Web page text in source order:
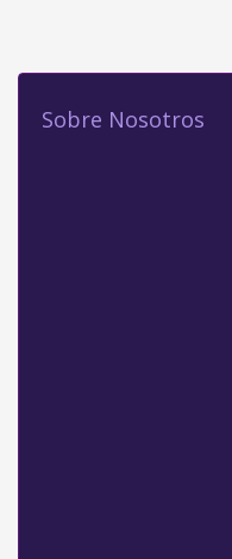
Sobre Nosotros